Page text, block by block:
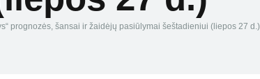
prognozės, šansai ir žaidėjų pasiūlymai šeštadieniui (liepos 27 d.)